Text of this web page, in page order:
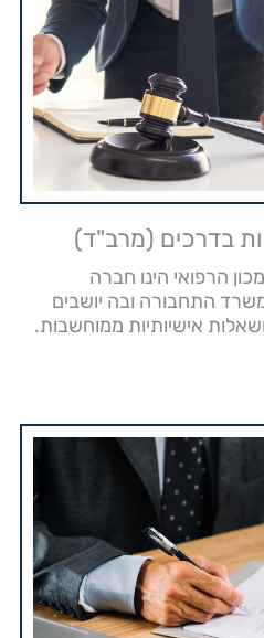
בדרכים (מרב"ד)
הרפואי הינו חברה
התחבורה ובה יושבים
אישיותיות ממוחשבות.